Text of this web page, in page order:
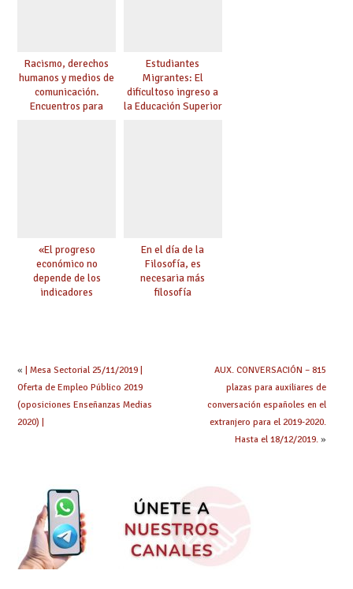
Racismo, derechos
humanos y medios de
comunicación.
Encuentros para
Estudiantes
Migrantes: El
dificultoso ingreso a
la Educación Superior
«El progreso
económico no
depende de los
indicadores
En el día de la
Filosofía, es
necesaria más
filosofía
«
| Mesa Sectorial 25/11/2019 |
Oferta de Empleo Público 2019
(oposiciones Enseñanzas Medias
2020) |
AUX. CONVERSACIÓN – 815
plazas para auxiliares de
conversación españoles en el
extranjero para el 2019-2020.
Hasta el 18/12/2019.»